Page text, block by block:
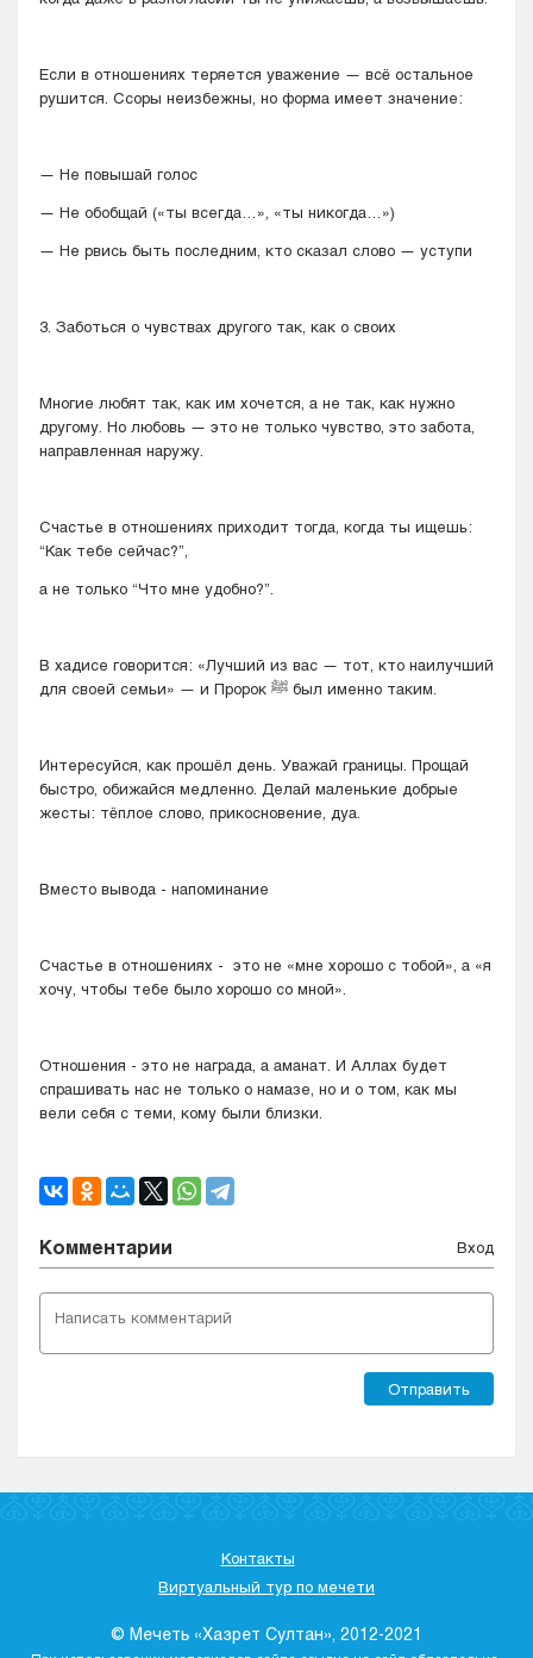
Если в отношениях теряется уважение — всё остальное
рушится. Ссоры неизбежны, но форма имеет значение:
— Не повышай голос
— Не обобщай («ты всегда…», «ты никогда…»)
— Не рвись быть последним, кто сказал слово — уступи
3. Заботься о чувствах другого так, как о своих
Многие любят так, как им хочется, а не так, как нужно
другому. Но любовь — это не только чувство, это забота,
направленная наружу.
Счастье в отношениях приходит тогда, когда ты ищешь:
“Как тебе сейчас?”,
а не только “Что мне удобно?”.
В хадисе говорится: «Лучший из вас — тот, кто наилучший
для своей семьи» — и Пророк ﷺ был именно таким.
Интересуйся, как прошёл день. Уважай границы. Прощай
быстро, обижайся медленно. Делай маленькие добрые
жесты: тёплое слово, прикосновение, дуа.
Вместо вывода - напоминание
Счастье в отношениях - это не «мне хорошо с тобой», а «я
хочу, чтобы тебе было хорошо со мной».
Отношения - это не награда, а аманат. И Аллах будет
спрашивать нас не только о намазе, но и о том, как мы
вели себя с теми, кому были близки.
Комментарии Вход
Отправить
Контакты
Виртуальный тур по мечети
© Мечеть «Хазрет Султан», 2012-2021